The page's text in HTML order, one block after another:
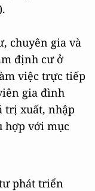
chuyên gia và
định cư ở
việc trực tiếp
gia đình
trị xuất, nhập
hợp với mục
phát triển